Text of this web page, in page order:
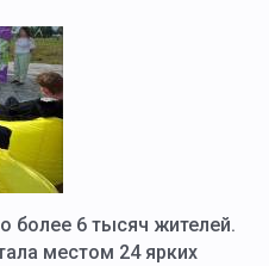
более 6 тысяч жителей.
местом 24 ярких